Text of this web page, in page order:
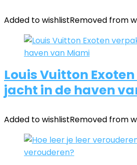
Added to wishlistRemoved from
Louis Vuitton
jacht in de haven
Added to wishlistRemoved from